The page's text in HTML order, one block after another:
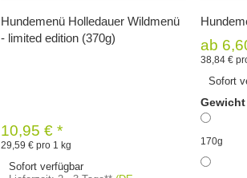
Schnellkauf
Hundemenü Holledauer Wildmenü
- limited edition (370g)
10,95 €*
29,59 € pro 1 kg
Sofort verfügbar
ab
38,84 €
Sofort
Gewicht
170g